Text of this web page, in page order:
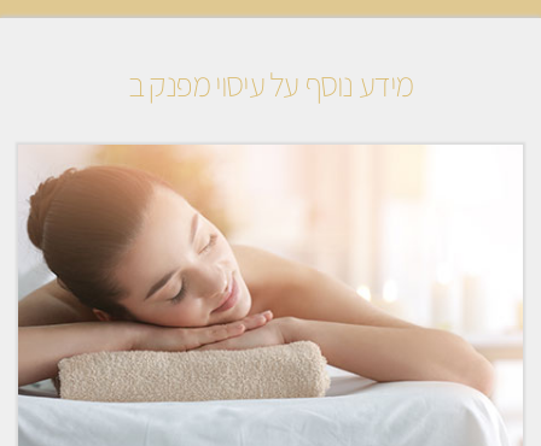
מידע נוסף על עיסוי מפנק ב